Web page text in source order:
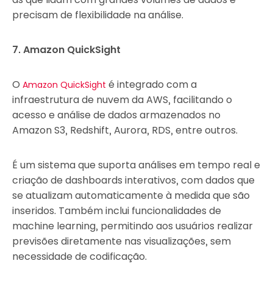
precisam de flexibilidade na análise.
7. Amazon QuickSight
O Amazon QuickSight é integrado com a
infraestrutura de nuvem da AWS, facilitando o
acesso e análise de dados armazenados no
Amazon S3, Redshift, Aurora, RDS, entre outros.
É um sistema que suporta análises em tempo real e
criação de dashboards interativos, com dados que
se atualizam automaticamente à medida que são
inseridos. Também inclui funcionalidades de
machine learning, permitindo aos usuários realizar
previsões diretamente nas visualizações, sem
necessidade de codificação.